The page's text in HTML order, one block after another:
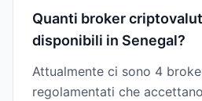
Quanti broker
disponibili in Senegal?
Attualmente ci sono 4
regolamentati che